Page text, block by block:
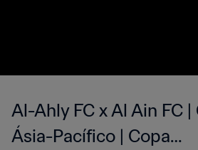
Al-Ahly FC x Al Ain FC
Ásia-Pacífico | Copa